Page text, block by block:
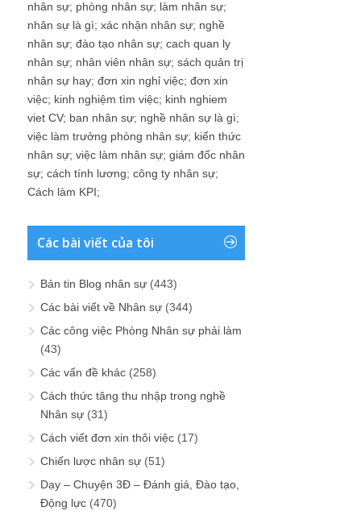
nhân sự; phòng nhân sự; làm nhân sự;
nhân sự là gì; xác nhận nhân sự; nghề
nhân sự; đào tạo nhân sự; cach quan ly
nhân sự; nhân viên nhân sự; sách quản trị
nhân sự hay; đơn xin nghỉ việc; đơn xin
việc; kinh nghiệm tìm việc; kinh nghiem
viet CV; ban nhân sự; nghề nhân sự là gì;
việc làm trưởng phòng nhân sự; kiến thức
nhân sự; việc làm nhân sự; giám đốc nhân
sự; cách tính lương; công ty nhân sự;
Cách làm KPI;
Các bài viết của tôi
Bản tin Blog nhân sự (443)
Các bài viết về Nhân sự (344)
Các công việc Phòng Nhân sự phải làm
(43)
Các vấn đề khác (258)
Cách thức tăng thu nhập trong nghề
Nhân sự (31)
Cách viết đơn xin thôi việc (17)
Chiến lược nhân sự (51)
Dạy – Chuyện 3Đ – Đánh giá, Đào tạo,
Động lực (470)